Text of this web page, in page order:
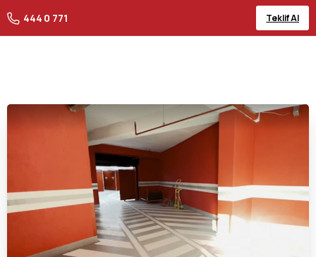
444 0 771 Teklif Al